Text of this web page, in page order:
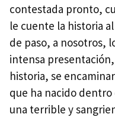
contestada pronto,
le cuente la historia
de paso, a nosotros,
intensa
historia, se
que ha nacido
una terrible y